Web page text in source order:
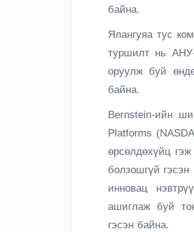
байна.
Ялангуяа тус
туршилт нь
оруулж буй
байна.
Bernstein-ийн
Platforms
өрсөлдөхүйц
болзошгүй
инновац
ашиглаж буй
гэсэн байна.